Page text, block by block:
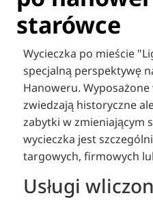
starówce
Wycieczka po mieście
specjalną perspektywę
Hanoweru.
zwiedzają historyczne
zabytki w zmieniającym
wycieczka jest
targowych, firmowych
Usługi